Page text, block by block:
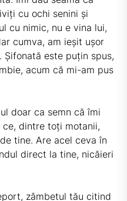
cu ochi senini și
cu nimic, nu e vina lui,
cumva, am ieșit ușor
Șifonată este puțin spus,
acum că mi-am pus
doar ca semn că îmi
dintre toți motanii,
tine. Are acel ceva în
direct la tine, nicăieri
zâmbetul tău citind